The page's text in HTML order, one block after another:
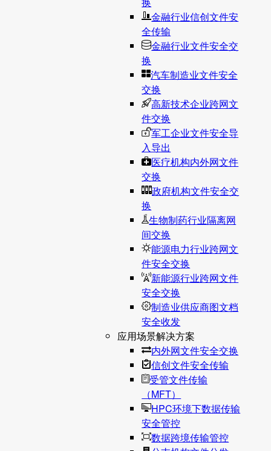
金融行业信创文件安
全传输
金融行业文件安全交
换
汽车制造业文件安全
交换
高新技术企业跨网文
件交换
军工企业文件安全导
入导出
医疗机构内外网文件
交换
政府机构文件安全交
换
生物制药行业隔离网
间交换
能源电力行业跨网文
件安全交换
新能源行业跨网文件
安全交换
制造业供应商图文档
安全收发
应用场景解决方案
内外网文件安全交换
信创文件安全传输
受管文件传输
（MFT）
HPC环境下数据传输
安全管控
数据跨境传输管控